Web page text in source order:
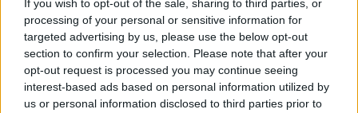
If you wish to opt-out of the sale, sharing to third parties, or
processing of your personal or sensitive information for
targeted advertising by us, please use the below opt-out
section to confirm your selection. Please note that after your
opt-out request is processed you may continue seeing
interest-based ads based on personal information utilized by
us or personal information disclosed to third parties prior to
egészségesek maradni.
A szív egészségének támogatása
kimchivel